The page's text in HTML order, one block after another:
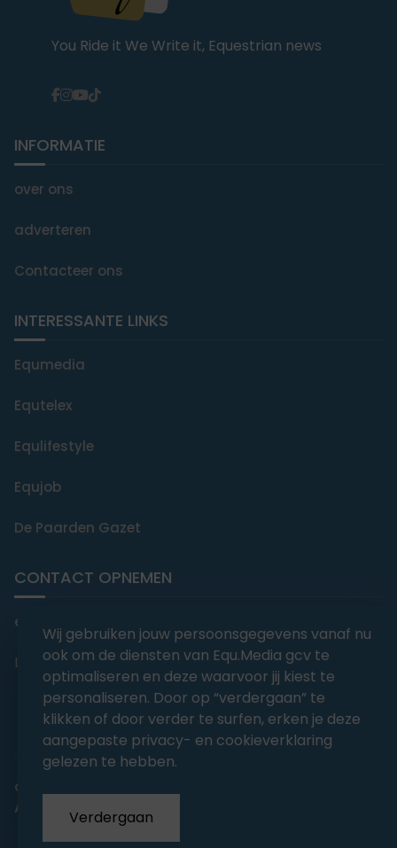
You Ride it We Write it, Equestrian news
INFORMATIE
over ons
adverteren
Contacteer ons
INTERESSANTE LINKS
Equmedia
Equtelex
Equlifestyle
Equjob
De Paarden Gazet
CONTACT OPNEMEN
editorial@equmedia.be
Langendamdreef 22 9880 Aalter België
Copyrights 2026EQU.MEDIA BV
abonnementsvoorwaarden
Algemene voorwaarden
Wij gebruiken jouw persoonsgegevens vanaf nu
ook om de diensten van Equ.Media gcv te
optimaliseren en deze waarvoor jij kiest te
personaliseren. Door op “verdergaan” te
klikken of door verder te surfen, erken je deze
aangepaste privacy- en cookieverklaring
gelezen te hebben.
Verdergaan